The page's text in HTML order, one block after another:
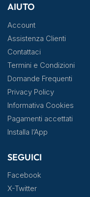
AIUTO
Account
Assistenza Clienti
Contattaci
Termini e Condizioni
Domande Frequenti
Privacy Policy
Informativa Cookies
Pagamenti accettati
Installa l’App
SEGUICI
Facebook
X-Twitter